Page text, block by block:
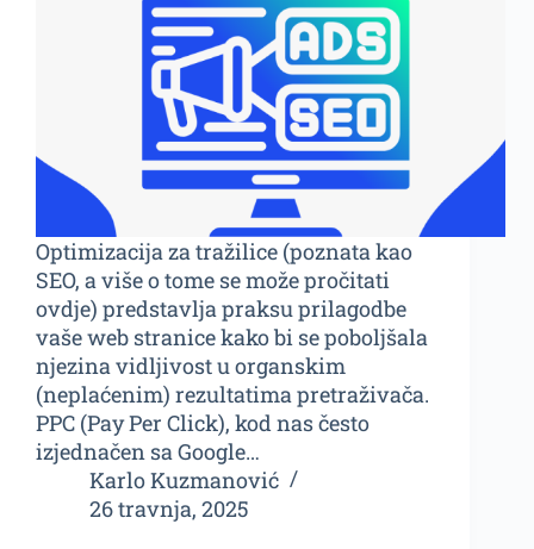
Optimizacija za tražilice (poznata kao
SEO, a više o tome se može pročitati
ovdje) predstavlja praksu prilagodbe
vaše web stranice kako bi se poboljšala
njezina vidljivost u organskim
(neplaćenim) rezultatima pretraživača.
PPC (Pay Per Click), kod nas često
izjednačen sa Google…
Karlo Kuzmanović
26 travnja, 2025